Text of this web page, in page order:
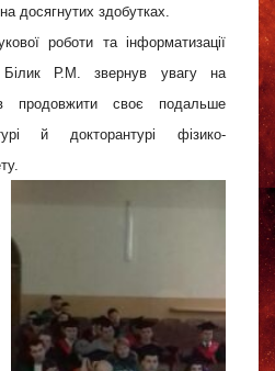
досягнутих здобутках.
роботи та інформатизації
Білик Р.М. звернув увагу на
продовжити своє подальше
й докторантурі фізико-